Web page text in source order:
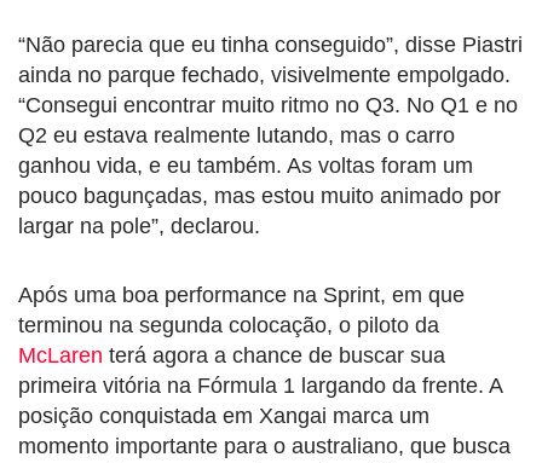
“Não parecia que eu tinha conseguido”, disse Piastri
ainda no parque fechado, visivelmente empolgado.
“Consegui encontrar muito ritmo no Q3. No Q1 e no
Q2 eu estava realmente lutando, mas o carro
ganhou vida, e eu também. As voltas foram um
pouco bagunçadas, mas estou muito animado por
largar na pole”, declarou.
Após uma boa performance na Sprint, em que
terminou na segunda colocação, o piloto da
McLaren terá agora a chance de buscar sua
primeira vitória na Fórmula 1 largando da frente. A
posição conquistada em Xangai marca um
momento importante para o australiano, que busca